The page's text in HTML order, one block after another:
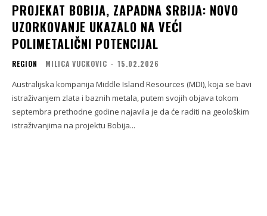
PROJEKAT BOBIJA, ZAPADNA SRBIJA: NOVO
UZORKOVANJE UKAZALO NA VEĆI
POLIMETALIČNI POTENCIJAL
REGION MILICA VUCKOVIC - 15.02.2026
Australijska kompanija Middle Island Resources (MDI), koja se bavi
istraživanjem zlata i baznih metala, putem svojih objava tokom
septembra prethodne godine najavila je da će raditi na geološkim
istraživanjima na projektu Bobija...